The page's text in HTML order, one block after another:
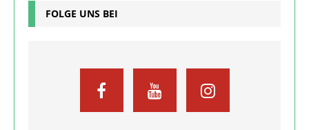
FOLGE UNS BEI